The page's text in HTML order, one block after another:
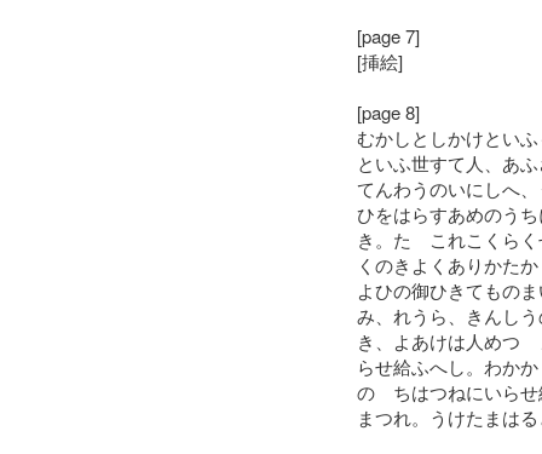
[page 7]
[挿絵]
[page 8]
むかしとしかけとい
といふ世すて人、あ
てんわうのいにしへ
ひをはらすあめのう
き。たゝこれこくら
くのきよくありかた
よひの御ひきてもの
み、れうら、きんし
き、よあけは人めつ
らせ給ふへし。わか
のゝちはつねにいら
まつれ。うけたまは